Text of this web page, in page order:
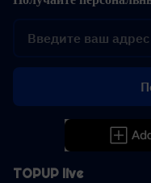
TOPUP live